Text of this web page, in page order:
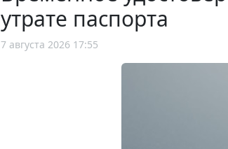
утрате паспорта
7 августа 2026 17:55